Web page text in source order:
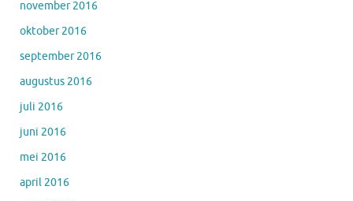
november 2016
oktober 2016
september 2016
augustus 2016
juli 2016
juni 2016
mei 2016
april 2016